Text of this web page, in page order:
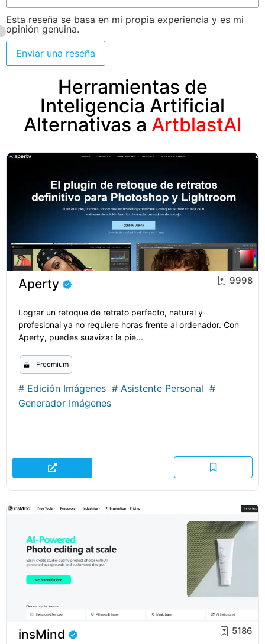
Esta reseña se basa en mi propia experiencia y es mi
opinión genuina.
Enviar una reseña
Herramientas de
Inteligencia Artificial
Alternativas a ArtblastAI
Aperty 9998
Lograr un retoque de retrato perfecto, natural y
profesional ya no requiere horas frente al ordenador. Con
Aperty, puedes suavizar la pie...
Freemium
# Edición Imágenes # Asistente Personal #
Generador Imágenes
insMind 5186